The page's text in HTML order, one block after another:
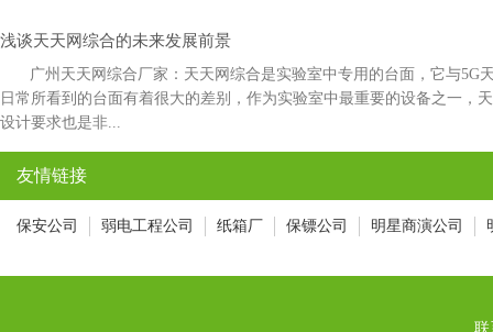
浅谈天天网综合的未来发展前景
广州天天网综合厂家：天天网综合是实验室中专用的台面，它与5G
日常所看到的台面有着很大的差别，作为实验室中最重要的设备之一，
设计要求也是非...
友情链接
保安公司 弱电工程公司 纸箱厂 保镖公司 明星商演公司
联